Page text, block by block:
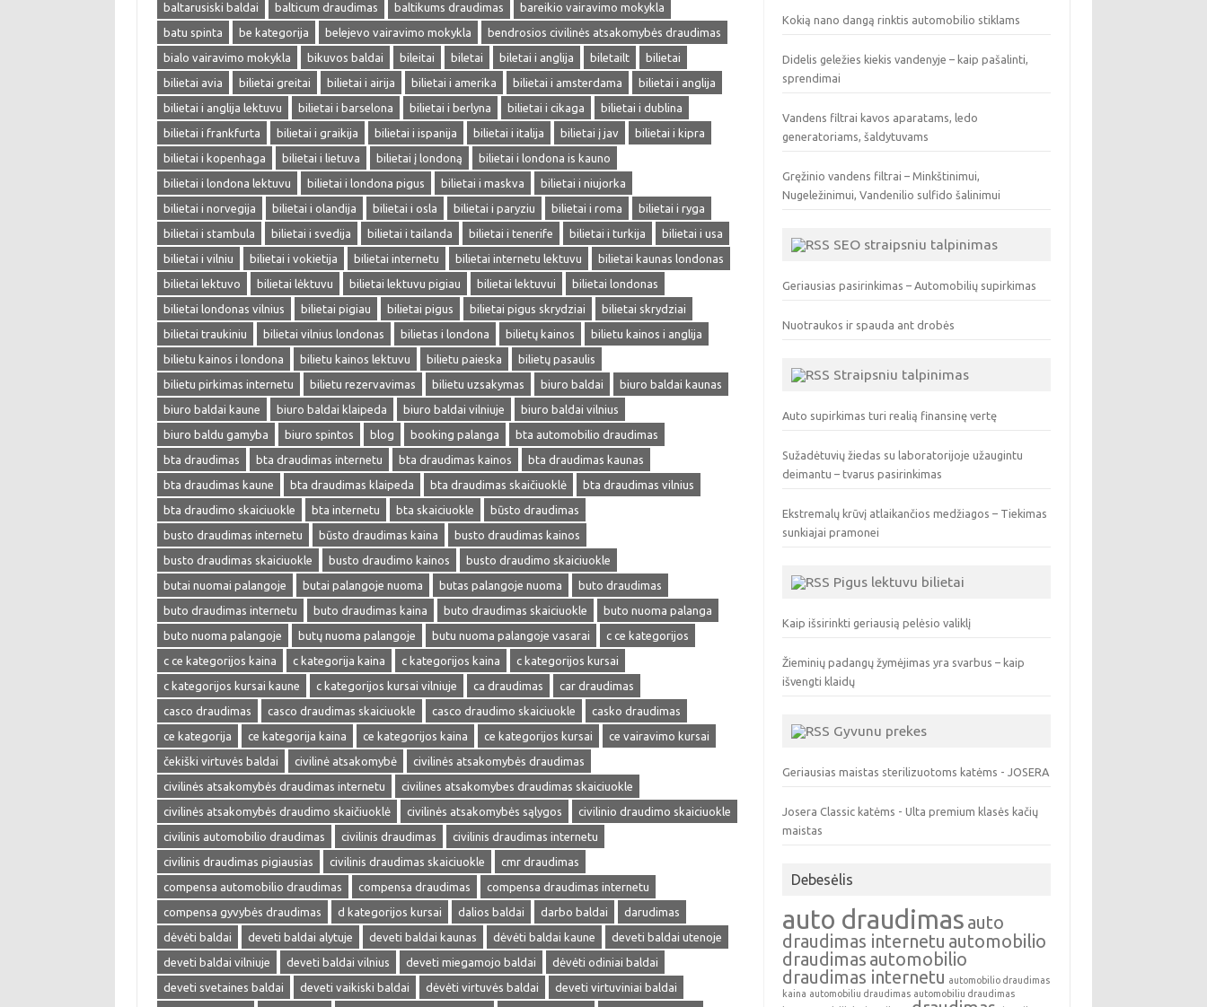
baltarusiski baldai
balticum draudimas baltikums draudimas
bareikio vairavimo mokykla
batu spinta
be kategorija belejevo vairavimo mokykla
bendrosios civilinės atsakomybės draudimas
bialo vairavimo mokykla
bikuvos baldai bileitai biletai biletai i anglija biletailt
bilietai
bilietai avia
bilietai greitai bilietai i airija bilietai i amerika bilietai i amsterdama
bilietai i anglija
bilietai i anglija lektuvu
bilietai i barselona bilietai i berlyna bilietai i cikaga
bilietai i dublina
bilietai i frankfurta
bilietai i graikija bilietai i ispanija bilietai i italija bilietai į jav
bilietai i kipra
bilietai i kopenhaga
bilietai i lietuva bilietai į londoną
bilietai i londona is kauno
bilietai i londona lektuvu
bilietai i londona pigus bilietai i maskva
bilietai i niujorka
bilietai i norvegija
bilietai i olandija bilietai i osla bilietai i paryziu bilietai i roma
bilietai i ryga
bilietai i stambula
bilietai i svedija bilietai i tailanda bilietai i tenerife bilietai i turkija
bilietai i usa
bilietai i vilniu
bilietai i vokietija bilietai internetu bilietai internetu lektuvu
bilietai kaunas londonas
bilietai lektuvo
bilietai lėktuvu bilietai lektuvu pigiau bilietai lektuvui
bilietai londonas
bilietai londonas vilnius
bilietai pigiau bilietai pigus bilietai pigus skrydziai
bilietai skrydziai
bilietai traukiniu
bilietai vilnius londonas bilietas i londona bilietų kainos
bilietu kainos i anglija
bilietu kainos i londona
bilietu kainos lektuvu bilietu paieska
bilietų pasaulis
bilietu pirkimas internetu
bilietu rezervavimas bilietu uzsakymas biuro baldai
biuro baldai kaunas
biuro baldai kaune
biuro baldai klaipeda biuro baldai vilniuje
biuro baldai vilnius
biuro baldu gamyba
biuro spintos blog booking palanga
bta automobilio draudimas
bta draudimas
bta draudimas internetu bta draudimas kainos
bta draudimas kaunas
bta draudimas kaune
bta draudimas klaipeda bta draudimas skaičiuoklė
bta draudimas vilnius
bta draudimo skaiciuokle
bta internetu bta skaiciuokle
būsto draudimas
busto draudimas internetu
būsto draudimas kaina
busto draudimas kainos
busto draudimas skaiciuokle
busto draudimo kainos
busto draudimo skaiciuokle
butai nuomai palangoje
butai palangoje nuoma butas palangoje nuoma
buto draudimas
buto draudimas internetu
buto draudimas kaina buto draudimas skaiciuokle
buto nuoma palanga
buto nuoma palangoje
butų nuoma palangoje butu nuoma palangoje vasarai
c ce kategorijos
c ce kategorijos kaina
c kategorija kaina c kategorijos kaina
c kategorijos kursai
c kategorijos kursai kaune
c kategorijos kursai vilniuje ca draudimas
car draudimas
casco draudimas
casco draudimas skaiciuokle casco draudimo skaiciuokle
casko draudimas
ce kategorija
ce kategorija kaina ce kategorijos kaina ce kategorijos kursai
ce vairavimo kursai
čekiški virtuvės baldai
civilinė atsakomybė
civilinės atsakomybės draudimas
civilinės atsakomybės draudimas internetu
civilines atsakomybes draudimas skaiciuokle
civilinės atsakomybės draudimo skaičiuoklė
civilinės atsakomybės sąlygos
civilinio draudimo skaiciuokle
civilinis automobilio draudimas
civilinis draudimas
civilinis draudimas internetu
civilinis draudimas pigiausias
civilinis draudimas skaiciuokle
cmr draudimas
compensa automobilio draudimas
compensa draudimas
compensa draudimas internetu
compensa gyvybės draudimas
d kategorijos kursai dalios baldai darbo baldai
darudimas
dėvėti baldai
deveti baldai alytuje deveti baldai kaunas dėvėti baldai kaune
deveti baldai utenoje
deveti baldai vilniuje
deveti baldai vilnius deveti miegamojo baldai
dėvėti odiniai baldai
deveti svetaines baldai
deveti vaikiski baldai dėvėti virtuvės baldai
deveti virtuviniai baldai
Kokią nano dangą rinktis automobilio stiklams
Didelis geležies kiekis vandenyje – kaip pašalinti,
sprendimai
Vandens filtrai kavos aparatams, ledo
generatoriams, šaldytuvams
Gręžinio vandens filtrai – Minkštinimui,
Nugeležinimui, Vandenilio sulfido šalinimui
SEO straipsniu talpinimas
Geriausias pasirinkimas – Automobilių supirkimas
Nuotraukos ir spauda ant drobės
Straipsniu talpinimas
Auto supirkimas turi realią finansinę vertę
Sužadėtuvių žiedas su laboratorijoje užaugintu
deimantu – tvarus pasirinkimas
Ekstremalų krūvį atlaikančios medžiagos – Tiekimas
sunkiajai pramonei
Pigus lektuvu bilietai
Kaip išsirinkti geriausią pelėsio valiklį
Žieminių padangų žymėjimas yra svarbus – kaip
išvengti klaidų
Gyvunu prekes
Geriausias maistas sterilizuotoms katėms - JOSERA
Josera Classic katėms - Ulta premium klasės kačių
maistas
Debesėlis
auto draudimas auto
draudimas internetu automobilio
draudimas automobilio
draudimas internetu automobilio draudimas
kaina automobiliu draudimas automobiliu draudimas